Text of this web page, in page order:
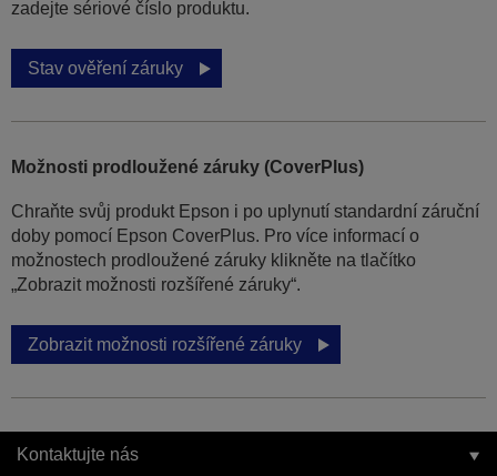
zadejte sériové číslo produktu.
Stav ověření záruky
Možnosti prodloužené záruky (CoverPlus)
Chraňte svůj produkt Epson i po uplynutí standardní záruční
doby pomocí Epson CoverPlus. Pro více informací o
možnostech prodloužené záruky klikněte na tlačítko
„Zobrazit možnosti rozšířené záruky“.
Zobrazit možnosti rozšířené záruky
Kontaktujte nás